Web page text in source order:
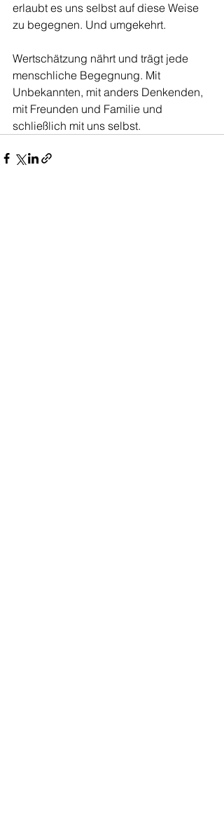
erlaubt es uns selbst auf diese Weise
zu begegnen. Und umgekehrt.
Wertschätzung nährt und trägt jede
menschliche Begegnung. Mit
Unbekannten, mit anders Denkenden,
mit Freunden und Familie und
schließlich mit uns selbst.